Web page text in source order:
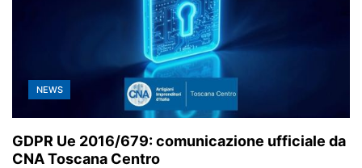
NEWS
GDPR Ue 2016/679: comunicazione ufficiale da
CNA Toscana Centro